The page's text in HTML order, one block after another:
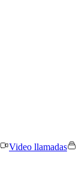
Video llamadas